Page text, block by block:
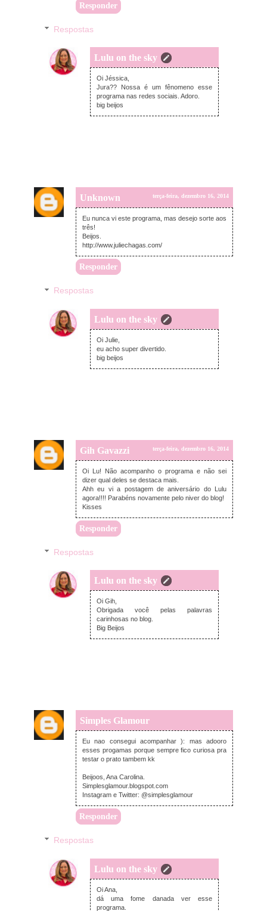
Responder
Respostas
Lulu on the sky
terça-feira, dezembro 16, 2014
Oi Jéssica,
Jura?? Nossa é um fênomeno esse
programa nas redes sociais. Adoro.
big beijos
Unknown terça-feira, dezembro 16, 2014
Eu nunca vi este programa, mas desejo sorte aos
três!
Beijos.
http://www.juliechagas.com/
Responder
Respostas
Lulu on the sky
terça-feira, dezembro 16, 2014
Oi Julie,
eu acho super divertido.
big beijos
Gih Gavazzi terça-feira, dezembro 16, 2014
Oi Lu! Não acompanho o programa e não sei
dizer qual deles se destaca mais.
Ahh eu vi a postagem de aniversário do Lulu
agora!!!! Parabéns novamente pelo niver do blog!
Kisses
Responder
Respostas
Lulu on the sky
terça-feira, dezembro 16, 2014
Oi Gih,
Obrigada você pelas palavras
carinhosas no blog.
Big Beijos
Simples Glamour
terça-feira, dezembro 16, 2014
Eu nao consegui acompanhar ): mas adooro
esses progamas porque sempre fico curiosa pra
testar o prato tambem kk
Beijoos, Ana Carolina.
Simplesglamour.blogspot.com
Instagram e Twitter: @simplesglamour
Responder
Respostas
Lulu on the sky
terça-feira, dezembro 16, 2014
Oi Ana,
dá uma fome danada ver esse
programa.